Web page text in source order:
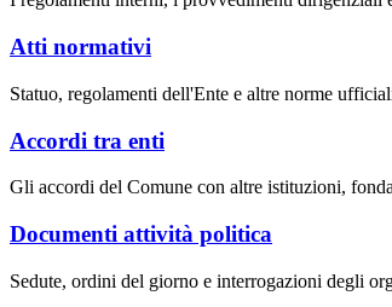
Atti normativi
Statuo, regolamenti dell'Ente e altre norme
Accordi tra enti
Gli accordi del Comune con altre istituzioni,
Documenti attività politica
Sedute, ordini del giorno e interrogazioni degli